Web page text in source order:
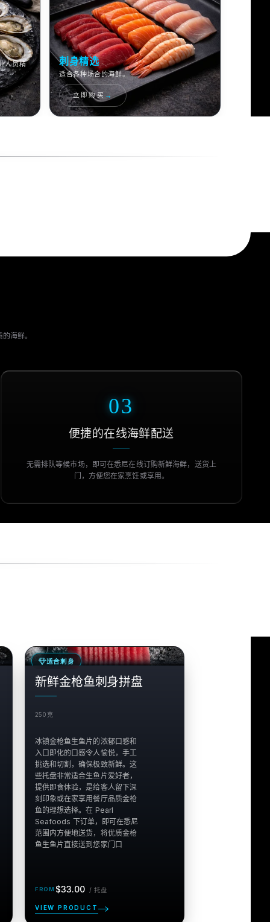
人员精 刺身精选
适合各种场合的海鲜。
立即购买 →
海鲜。
03
便捷的在线海鲜配送
无需排队等候市场，即可在悉尼在线订购新鲜海鲜，送货上
门，方便您在家烹饪或享用。
适合刺身
$
销售
新鲜金枪鱼刺身拼盘
250克
冰镇金枪鱼生鱼片的浓郁口感和
入口即化的口感令人愉悦，手工
挑选和切割，确保极致新鲜。这
些托盘非常适合生鱼片爱好者，
提供即食体验，是给客人留下深
刻印象或在家享用餐厅品质金枪
鱼的理想选择。在 Pearl
Seafoods 下订单，即可在悉尼
范围内方便地送货，将优质金枪
正
价
$33.00 / 托盘
VIEW PRODUCT